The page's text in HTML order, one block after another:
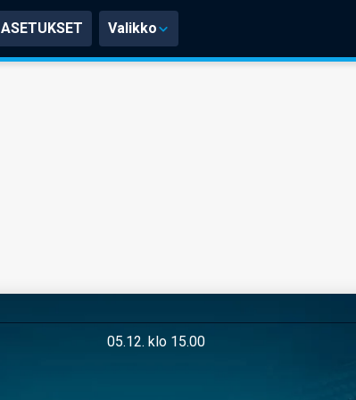
ASETUKSET Valikko
05.12. klo 15.00